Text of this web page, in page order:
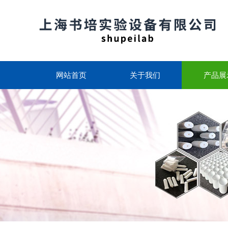
网站首页 关于我们 产品